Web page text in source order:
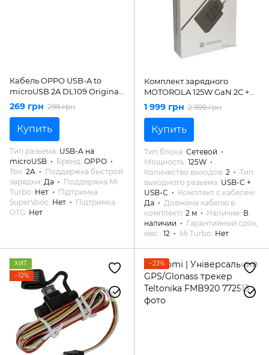
Кабель OPPO USB-A to
microUSB 2A DL109 Original
1м
269 грн 299 грн
Купить
Тип разьема USB-A на
microUSB
Бренд OPPO
Ток 2A
Поддержка быстрой
зарядки Да
Поддержка Mi
Turbo Нет
Підтримка
SuperVooc Нет
Підтримка
OTG Нет
Комплект зарядного
MOTOROLA 125W GaN 2С +
кабель 2m (PG38C06632)
1 999 грн 2 999 грн
Купить
Тип блока Сетевой
Мощность 125W
Количество выходов 2
Тип
выходного разьема USB-C +
USB-C
Комплект с кабелем
Да
Довжина кабелю в
комплекті 2 м Наличие В
наличии
Гарантийный срок,
мес.
12 Mi Turbo Нет
ХИТ
−12%
−23%